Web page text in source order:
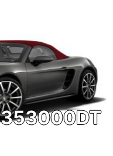
353000DT